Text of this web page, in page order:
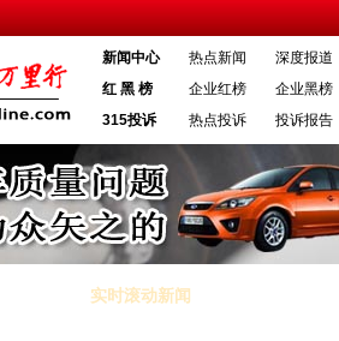
新闻中心 热点新闻
深度报道
红 黑 榜
企业红榜
企业黑榜
315投诉
热点投诉 投诉报告
实时滚动新闻